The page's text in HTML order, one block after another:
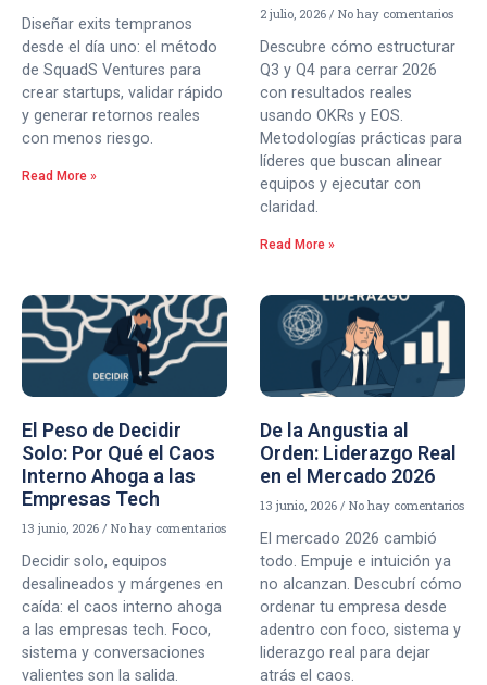
Diseñar exits tempranos
desde el día uno: el método
de SquadS Ventures para
crear startups, validar rápido
y generar retornos reales
con menos riesgo.
Read More »
2 julio, 2026 No hay comentarios
Descubre cómo estructurar
Q3 y Q4 para cerrar 2026
con resultados reales
usando OKRs y EOS.
Metodologías prácticas para
líderes que buscan alinear
equipos y ejecutar con
claridad.
Read More »
El Peso de Decidir
Solo: Por Qué el Caos
Interno Ahoga a las
Empresas Tech
13 junio, 2026 No hay comentarios
Decidir solo, equipos
desalineados y márgenes en
caída: el caos interno ahoga
a las empresas tech. Foco,
sistema y conversaciones
valientes son la salida.
De la Angustia al
Orden: Liderazgo Real
en el Mercado 2026
13 junio, 2026 No hay comentarios
El mercado 2026 cambió
todo. Empuje e intuición ya
no alcanzan. Descubrí cómo
ordenar tu empresa desde
adentro con foco, sistema y
liderazgo real para dejar
atrás el caos.